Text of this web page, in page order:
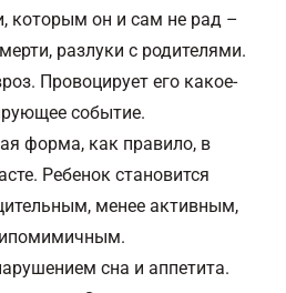
которым он и сам не рад –
разлуки с родителями.
Провоцирует его какое-
событие.
форма, как правило, в
Ребенок становится
менее активным,
сна и аппетита.